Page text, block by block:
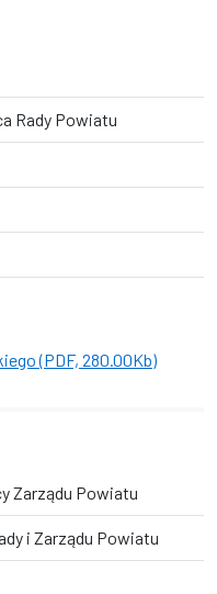
Rady Powiatu
(PDF, 280.00Kb)
Zarządu Powiatu
i Zarządu Powiatu